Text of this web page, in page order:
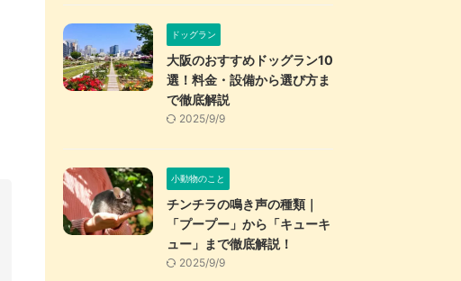
ドッグラン
大阪のおすすめドッグラン10
選！料金・設備から選び方ま
で徹底解説
2025/9/9
小動物のこと
チンチラの鳴き声の種類｜
「プープー」から「キューキ
ュー」まで徹底解説！
2025/9/9